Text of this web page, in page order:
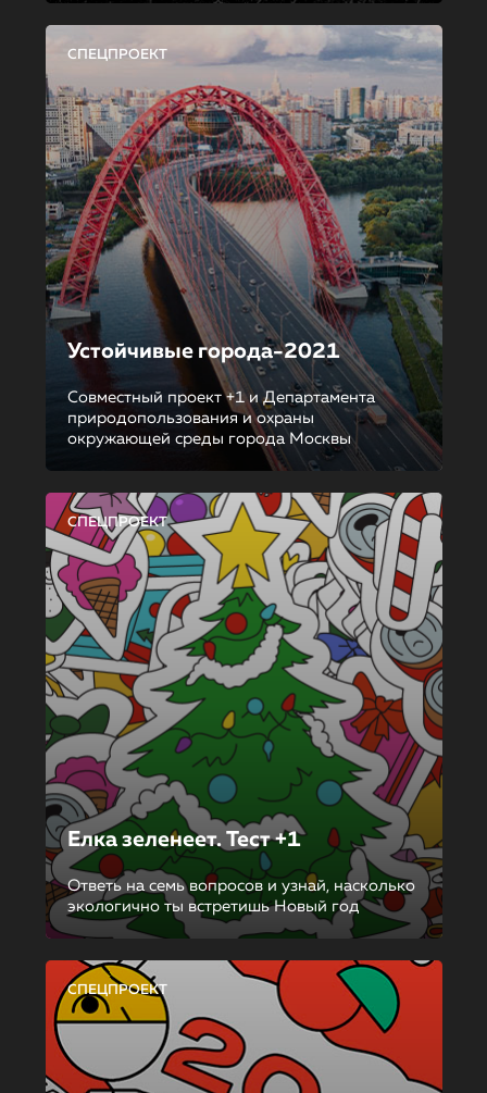
СПЕЦПРОЕКТ
Устойчивые города-2021
Совместный проект +1 и Департамента
природопользования и охраны
окружающей среды города Москвы
СПЕЦПРОЕКТ
Елка зеленеет. Тест +1
Ответь на семь вопросов и узнай, насколько
экологично ты встретишь Новый год
СПЕЦПРОЕКТ